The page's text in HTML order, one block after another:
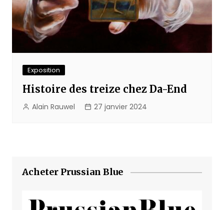
Exposition
Histoire des treize chez Da-End
Alain Rauwel 27 janvier 2024
Acheter Prussian Blue